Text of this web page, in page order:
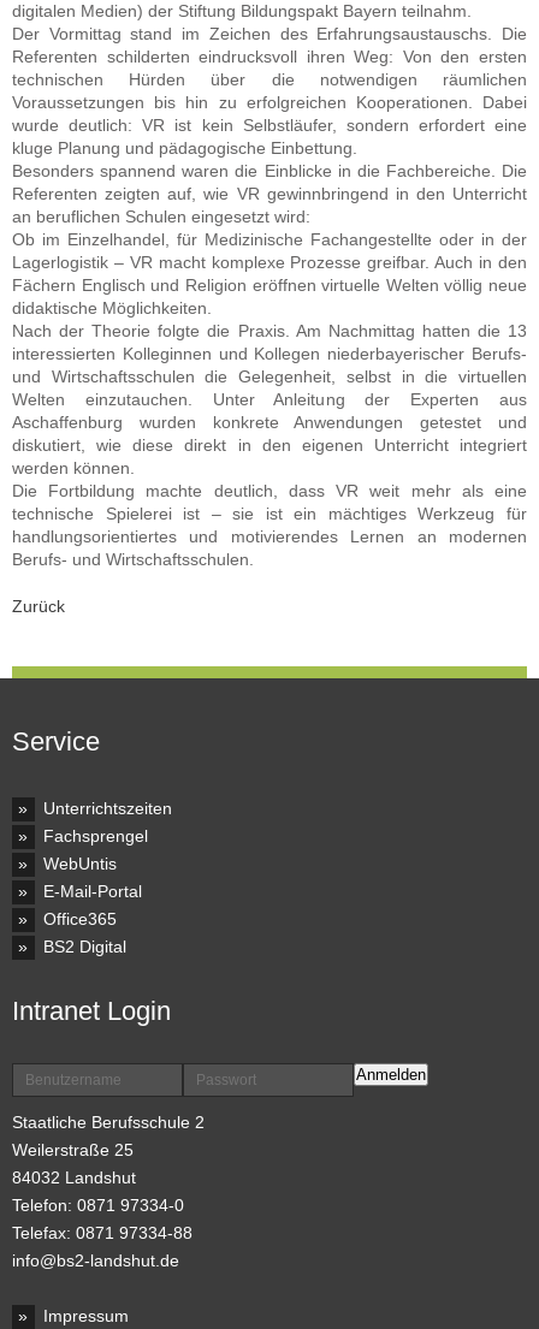
digitalen Medien) der Stiftung Bildungspakt Bayern teilnahm.
Der Vormittag stand im Zeichen des Erfahrungsaustauschs. Die
Referenten schilderten eindrucksvoll ihren Weg: Von den ersten
technischen Hürden über die notwendigen räumlichen
Voraussetzungen bis hin zu erfolgreichen Kooperationen. Dabei
wurde deutlich: VR ist kein Selbstläufer, sondern erfordert eine
kluge Planung und pädagogische Einbettung.
Besonders spannend waren die Einblicke in die Fachbereiche. Die
Referenten zeigten auf, wie VR gewinnbringend in den Unterricht
an beruflichen Schulen eingesetzt wird:
Ob im Einzelhandel, für Medizinische Fachangestellte oder in der
Lagerlogistik – VR macht komplexe Prozesse greifbar. Auch in den
Fächern Englisch und Religion eröffnen virtuelle Welten völlig neue
didaktische Möglichkeiten.
Nach der Theorie folgte die Praxis. Am Nachmittag hatten die 13
interessierten Kolleginnen und Kollegen niederbayerischer Berufs-
und Wirtschaftsschulen die Gelegenheit, selbst in die virtuellen
Welten einzutauchen. Unter Anleitung der Experten aus
Aschaffenburg wurden konkrete Anwendungen getestet und
diskutiert, wie diese direkt in den eigenen Unterricht integriert
werden können.
Die Fortbildung machte deutlich, dass VR weit mehr als eine
technische Spielerei ist – sie ist ein mächtiges Werkzeug für
handlungsorientiertes und motivierendes Lernen an modernen
Berufs- und Wirtschaftsschulen.
Zurück
Service
Unterrichtszeiten
Fachsprengel
WebUntis
E-Mail-Portal
Office365
BS2 Digital
Intranet Login
Anmelden
Staatliche Berufsschule 2
Weilerstraße 25
84032 Landshut
Telefon: 0871 97334-0
Telefax: 0871 97334-88
info@bs2-landshut.de
Impressum